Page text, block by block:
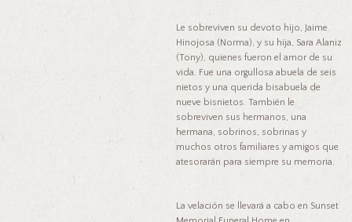
Le sobreviven su devoto hijo, Jaime
Hinojosa (Norma), y su hija, Sara Alaniz
(Tony), quienes fueron el amor de su
vida. Fue una orgullosa abuela de seis
nietos y una querida bisabuela de
nueve bisnietos. También le
sobreviven sus hermanos, una
hermana, sobrinos, sobrinas y
muchos otros familiares y amigos que
atesorarán para siempre su memoria.
La velación se llevará a cabo en Sunset